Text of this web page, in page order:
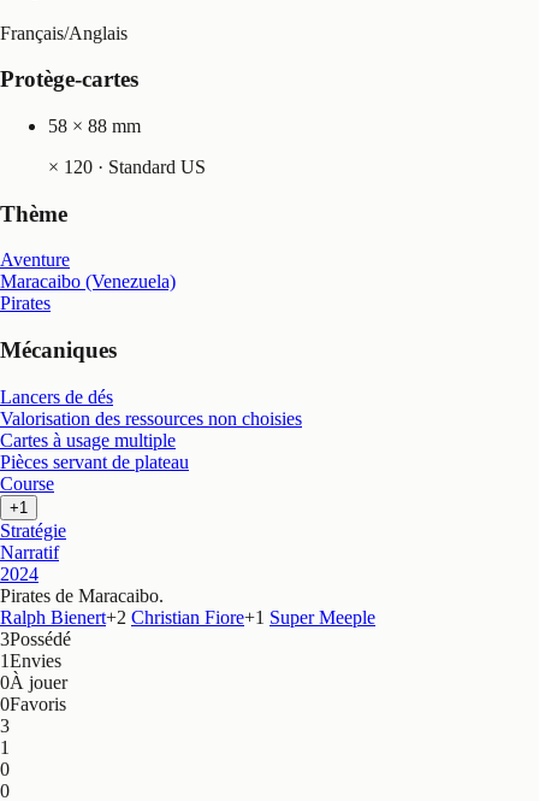
Français/Anglais
Protège-cartes
58 × 88 mm
× 120 · Standard US
Thème
Aventure
Maracaibo (Venezuela)
Pirates
Mécaniques
Lancers de dés
Valorisation des ressources non choisies
Cartes à usage multiple
Pièces servant de plateau
Course
+1
Stratégie
Narratif
2024
Pirates de Maracaibo.
Ralph Bienert+2 Christian Fiore+1 Super Meeple
3Possédé
1Envies
0À jouer
0Favoris
3
1
0
0